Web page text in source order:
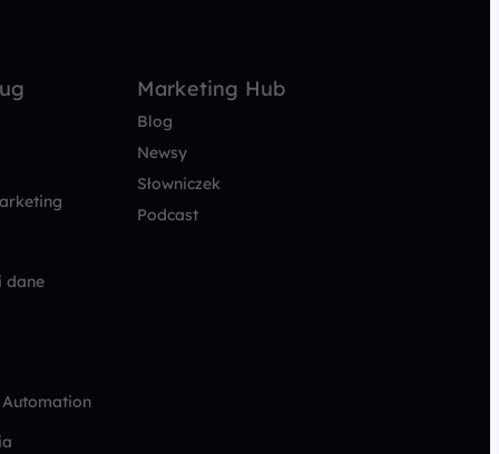
dane
Marketing Hub
Blog
Newsy
Słowniczek
Podcast